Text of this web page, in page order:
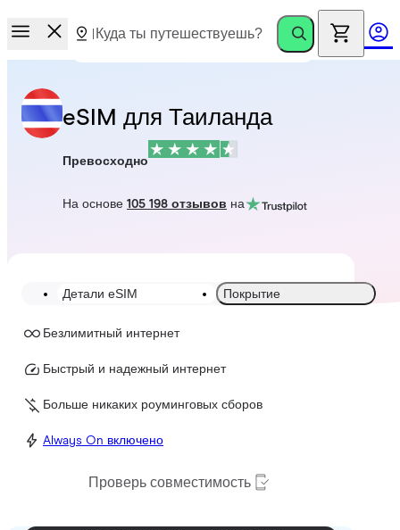
eSIM для Таиланда
Превосходно
На основе 105 198 отзывов на
Детали eSIM Покрытие
Безлимитный интернет
Быстрый и надежный интернет
Больше никаких роуминговых сборов
Always On включено
Проверь совместимость